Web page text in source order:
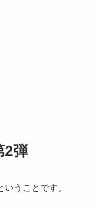
2弾
うことです。